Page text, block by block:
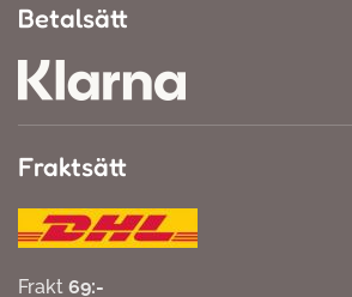
Betalsätt
Fraktsätt
Frakt 69:-